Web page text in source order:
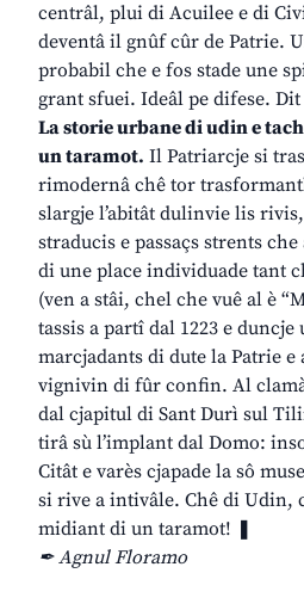
centrâl, plui di Acuilee e di
deventâ il gnûf cûr de Patrie.
probabil che e fos stade une
grant sfuei. Ideâl pe difese. Dit
La storie urbane di udin e
un taramot. Il Patriarcje si
rimodernâ chê tor
slargje l’abitât dulinvie lis
straducis e passaçs strents
di une place individuade tant
(ven a stâi, chel che vuê al è
tassis a partî dal 1223 e
marcjadants di dute la Patrie e
vignivin di fûr confin. Al
dal cjapitul di Sant Durì sul
tirâ sù l’implant dal Domo:
Citât e varès cjapade la sô
si rive a intivâle. Chê di Udin,
midiant di un taramot! ❚
✒ Agnul Floramo